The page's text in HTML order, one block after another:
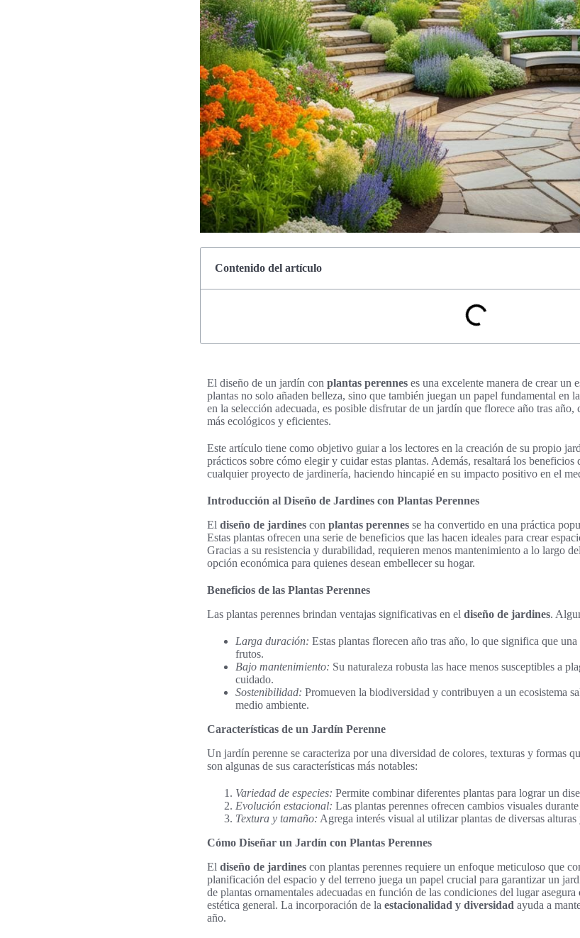
Contenido del artículo
El diseño de un jardín con plantas perennes es una excelente manera de crear un
plantas no solo añaden belleza, sino que también juegan un papel fundamental en la
en la selección adecuada, es posible disfrutar de un jardín que florece año tras año,
más ecológicos y eficientes.
Este artículo tiene como objetivo guiar a los lectores en la creación de su propio
prácticos sobre cómo elegir y cuidar estas plantas. Además, resaltará los beneficios
cualquier proyecto de jardinería, haciendo hincapié en su impacto positivo en el
Introducción al Diseño de Jardines con Plantas Perennes
El diseño de jardines con plantas perennes se ha convertido en una práctica
Estas plantas ofrecen una serie de beneficios que las hacen ideales para crear
Gracias a su resistencia y durabilidad, requieren menos mantenimiento a lo largo
opción económica para quienes desean embellecer su hogar.
Beneficios de las Plantas Perennes
Las plantas perennes brindan ventajas significativas en el diseño de jardines.
Larga duración: Estas plantas florecen año tras año, lo que significa que
frutos.
Bajo mantenimiento: Su naturaleza robusta las hace menos susceptibles a
cuidado.
Sostenibilidad: Promueven la biodiversidad y contribuyen a un ecosistema
medio ambiente.
Características de un Jardín Perenne
Un jardín perenne se caracteriza por una diversidad de colores, texturas y formas
son algunas de sus características más notables:
Variedad de especies: Permite combinar diferentes plantas para lograr un
Evolución estacional: Las plantas perennes ofrecen cambios visuales
Textura y tamaño: Agrega interés visual al utilizar plantas de diversas alturas
Cómo Diseñar un Jardín con Plantas Perennes
El diseño de jardines con plantas perennes requiere un enfoque meticuloso que
planificación del espacio y del terreno juega un papel crucial para garantizar un
de plantas ornamentales adecuadas en función de las condiciones del lugar
estética general. La incorporación de la estacionalidad y diversidad ayuda a
año.